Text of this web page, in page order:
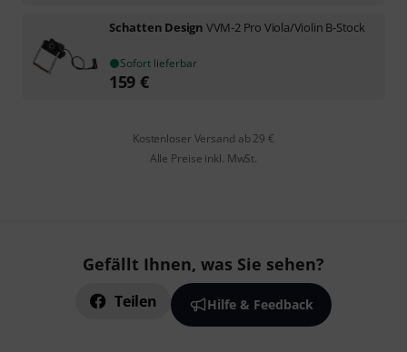
Schatten Design VVM-2 Pro Viola/Violin B-Stock
Sofort lieferbar
159 €
Kostenloser Versand ab 29 €
Alle Preise inkl. MwSt.
Gefällt Ihnen, was Sie sehen?
Teilen Hilfe & Feedback